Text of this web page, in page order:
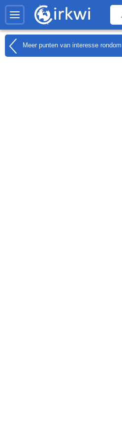
Meer punten van interesse rondom